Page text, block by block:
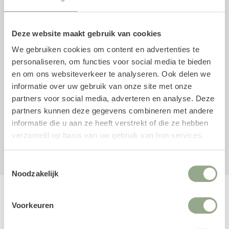
Deze website maakt gebruik van cookies
We gebruiken cookies om content en advertenties te
personaliseren, om functies voor social media te bieden
en om ons websiteverkeer te analyseren. Ook delen we
informatie over uw gebruik van onze site met onze
partners voor social media, adverteren en analyse. Deze
partners kunnen deze gegevens combineren met andere
informatie die u aan ze heeft verstrekt of die ze hebben
verzameld op basis van uw gebruik van hun services.
Noodzakelijk
Voorkeuren
Gebruik: Binnen en buiten
Combinatie met kunstplanten
Ben je nog op zoek naar een mooie kunstplant voor in de
pot? Neem dan een kijkje in onze uitgebreide collectie
kunstplanten.
Fiberclay Patt Pot
Productreviews